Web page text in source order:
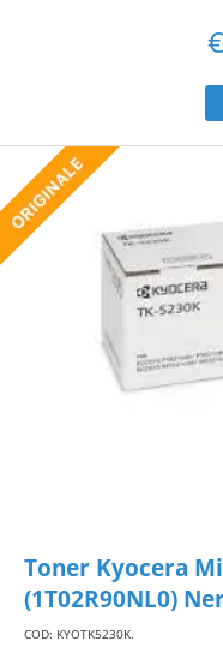
€
Toner Kyocera
(1T02R90NL0)
COD: KYOTK5230K.